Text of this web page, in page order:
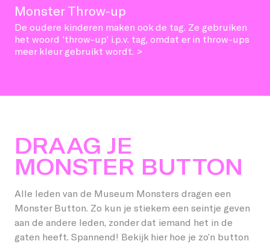
Monster Throw-up
De oudere kinderen maken ook de tag. Ze gebruiken
het woord 'throw-up' i.p.v. tag, omdat er in throw-ups
meer kleur gebruikt wordt. >
DRAAG JE
MONSTER BUTTON
Alle leden van de Museum Monsters dragen een
Monster Button. Zo kun je stiekem een seintje geven
aan de andere leden, zonder dat iemand het in de
gaten heeft. Spannend! Bekijk hier hoe je zo’n button